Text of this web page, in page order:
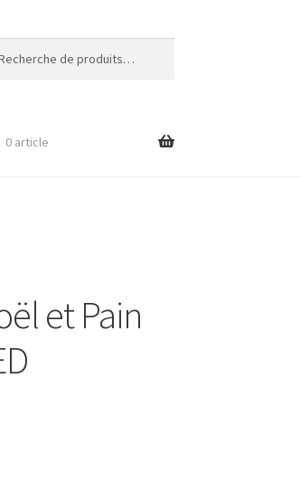
0 article
et Pain